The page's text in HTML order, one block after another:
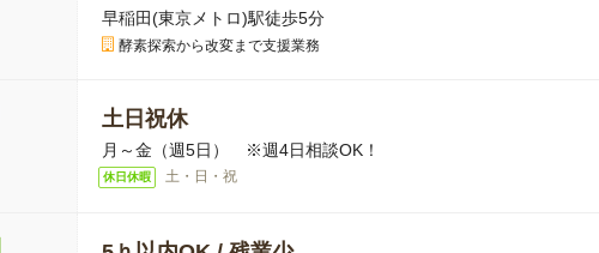
早稲田(東京メトロ)駅徒歩5分
酵素探索から改変まで支援業務
土日祝休
月～金（週5日） ※週4日相談OK！
休日休暇 土・日・祝